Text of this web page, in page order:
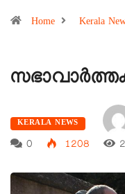
Home Kerala
KERALA NEWS
0
1208